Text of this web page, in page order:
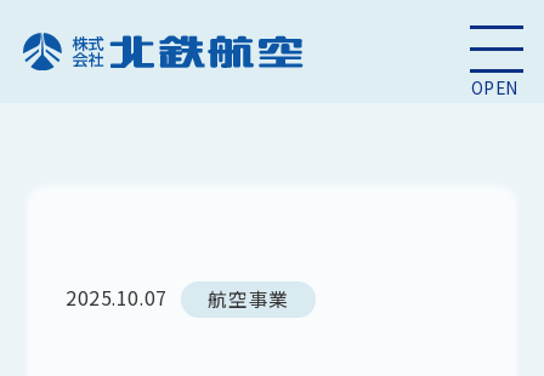
OPEN
2025.10.07 航空事業